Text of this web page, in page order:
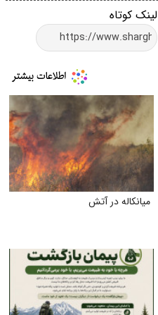
لینک کوتاه
میانکاله در آتش